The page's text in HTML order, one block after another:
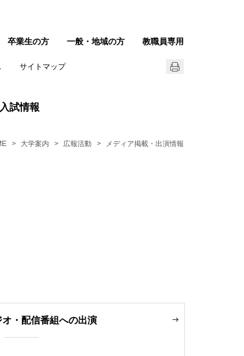
入試情報
サイトマップ
卒業生の方 一般・地域の方 教職員専用
大学案内 広報活動 メディア掲載・出演情報
・配信番組への出演